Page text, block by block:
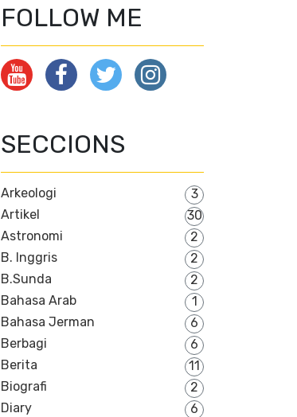
FOLLOW ME
SECCIONS
Arkeologi
3
Artikel
30
Astronomi
2
B. Inggris
2
B.Sunda
2
Bahasa Arab
1
Bahasa Jerman
6
Berbagi
6
Berita
11
Biografi
2
Diary
6